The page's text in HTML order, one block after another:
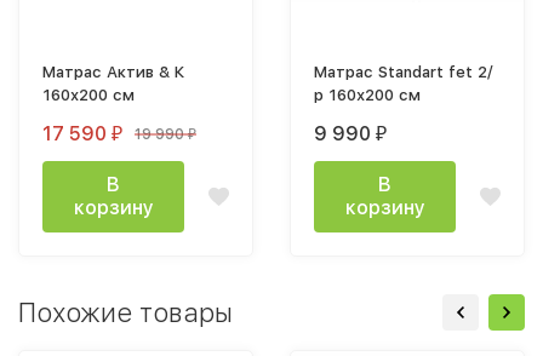
Матрас Актив & К
160х200 см
17 590 ₽ 19 990₽
В
корзину
Матрас Standart fet 2/
р 160х200 см
9 990 ₽
В
корзину
Похожие товары